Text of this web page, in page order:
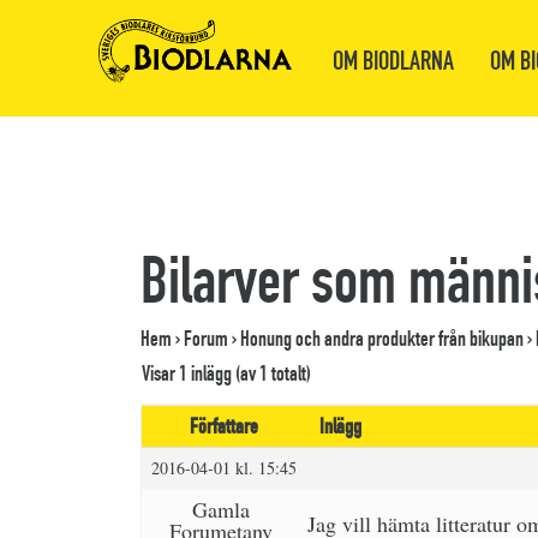
OM BIODLARNA OM
Bilarver som
Hem›Forum›Honung och andra produkter från bikupan›
Visar 1 inlägg (av 1 totalt)
Författare
Inlägg
2016-04-01 kl. 15:45
Gamla
Forumetanv Jag vill hämta litteratur